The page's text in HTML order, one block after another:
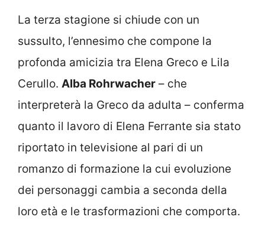
La terza stagione si chiude con un
sussulto, l’ennesimo che compone la
profonda amicizia tra Elena Greco e Lila
Cerullo. Alba Rohrwacher – che
interpreterà la Greco da adulta – conferma
quanto il lavoro di Elena Ferrante sia stato
riportato in televisione al pari di un
romanzo di formazione la cui evoluzione
dei personaggi cambia a seconda della
loro età e le trasformazioni che comporta.